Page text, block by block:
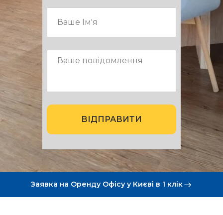
ВІДПРАВИТИ
Заявка на Оренду Офісу у Києві в 1 клік